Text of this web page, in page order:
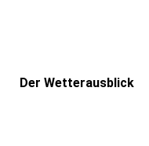
Der Wetterausblick